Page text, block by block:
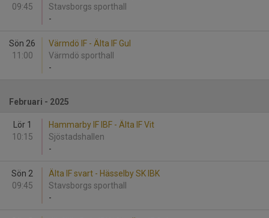
09:45
Stavsborgs sporthall
-
Sön 26
11:00
Värmdö IF - Älta IF Gul
Värmdö sporthall
-
Februari - 2025
Lör 1
10:15
Hammarby IF IBF - Älta IF Vit
Sjöstadshallen
-
Sön 2
09:45
Älta IF svart - Hässelby SK IBK
Stavsborgs sporthall
-